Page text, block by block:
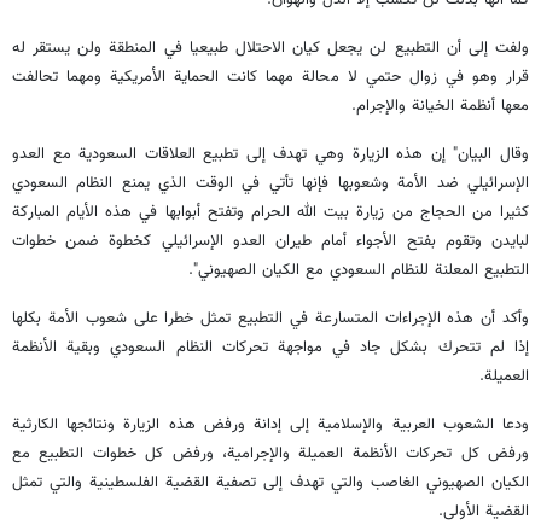
ولفت إلى أن التطبيع لن يجعل كيان الاحتلال طبيعيا في المنطقة ولن يستقر له
قرار وهو في زوال حتمي لا محالة مهما كانت الحماية الأمريكية ومهما تحالفت
معها أنظمة الخيانة والإجرام.
وقال البيان" إن هذه الزيارة وهي تهدف إلى تطبيع العلاقات السعودية مع العدو
الإسرائيلي ضد الأمة وشعوبها فإنها تأتي في الوقت الذي يمنع النظام السعودي
كثيرا من الحجاج من زيارة بيت الله الحرام وتفتح أبوابها في هذه الأيام المباركة
لبايدن وتقوم بفتح الأجواء أمام طيران العدو الإسرائيلي كخطوة ضمن خطوات
التطبيع المعلنة للنظام السعودي مع الكيان الصهيوني".
وأكد أن هذه الإجراءات المتسارعة في التطبيع تمثل خطرا على شعوب الأمة بكلها
إذا لم تتحرك بشكل جاد في مواجهة تحركات النظام السعودي وبقية الأنظمة
العميلة.
ودعا الشعوب العربية والإسلامية إلى إدانة ورفض هذه الزيارة ونتائجها الكارثية
ورفض كل تحركات الأنظمة العميلة والإجرامية، ورفض كل خطوات التطبيع مع
الكيان الصهيوني الغاصب والتي تهدف إلى تصفية القضية الفلسطينية والتي تمثل
القضية الأولى.